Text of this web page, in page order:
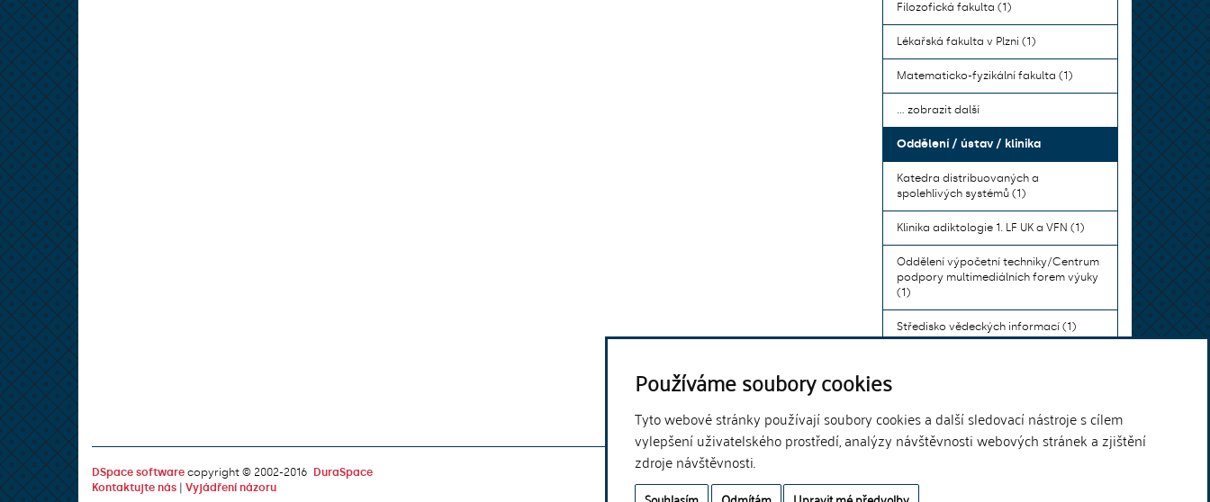
Používáme soubory cookies
Tyto webové stránky používají soubory cookies a další sledovací nástroje s cílem
vylepšení uživatelského prostředí, analýzy návštěvnosti webových stránek a zjištění
zdroje návštěvnosti.
Filozofická fakulta (1)
Lékařská fakulta v Plzni (1)
Matematicko-fyzikální fakulta (1)
... zobrazit další
Oddělení / ústav / klinika
Katedra distribuovaných a
spolehlivých systémů (1)
Klinika adiktologie 1. LF UK a VFN (1)
Oddělení výpočetní techniky/Centrum
podpory multimediálních forem výuky
(1)
Středisko vědeckých informací (1)
DSpace software copyright © 2002-2016
DuraSpace
Kontaktujte nás
Vyjádření názoru